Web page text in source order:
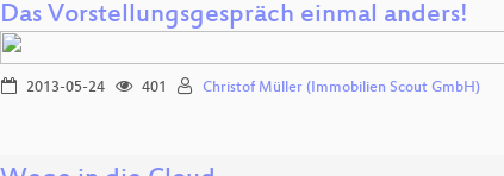
Das Vorstellungsgespräch einmal anders!
2013-05-24 401 Christof Müller (Immobilien Scout GmbH)